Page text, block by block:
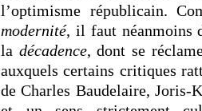
l’optimisme républicain.
modernité, il faut néanmoins
la décadence, dont se
auxquels certains critiques
de Charles Baudelaire, Joris-